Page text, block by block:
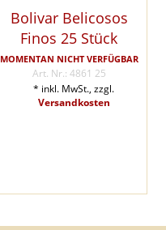
Bolivar Belicosos
Finos 25 Stück
MOMENTAN NICHT VERFÜGBAR
Art. Nr.: 4861 25
* inkl. MwSt., zzgl.
Versandkosten